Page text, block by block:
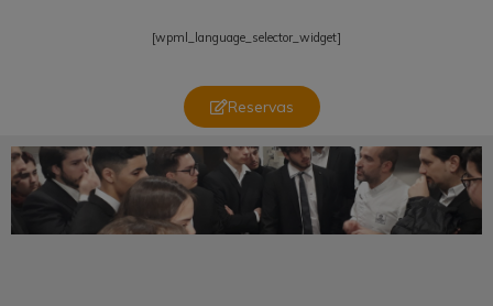
[wpml_language_selector_widget]
Reservas